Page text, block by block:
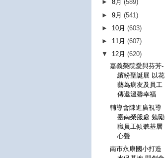
►8月(589)
►9月(541)
► 10月(603)
► 11月(607)
▼ 12月(620)
嘉義榮院愛與芬芳-
繽紛聖誕展 以花
藝為病友及員工
傳遞溫馨幸福
輔導會陳進廣視導
臺南榮服處 勉勵
職員工傾聽基層
心聲
南市永康國小打造